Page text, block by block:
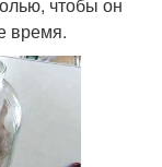
время.